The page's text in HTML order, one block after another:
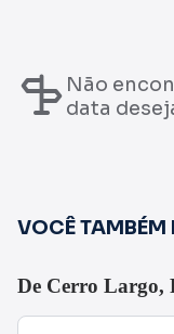
Não
data
VOCÊ TAMBÉM
De Cerro Largo,